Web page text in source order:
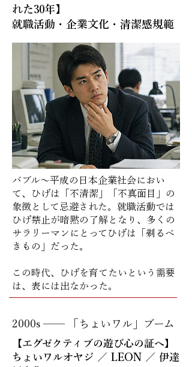
れた30年】
就職活動・企業文化・清潔感規範
バブル〜平成の日本企業社会におい
て、ひげは「不清潔」「不真面目」の
象徴として忌避された。就職活動では
ひげ禁止が暗黙の了解となり、多くの
サラリーマンにとってひげは「剃るべ
きもの」だった。
この時代、ひげを育てたいという需要
は、表には出なかった。
2000s ── 「ちょいワル」ブーム
【エグゼクティブの遊び心の証へ】
ちょいワルオヤジ ／ LEON ／ 伊達